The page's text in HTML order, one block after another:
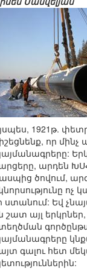
1921թ.
որ
արդեն
ծովում,
ստանում: Եվ
շատ այլ
գալու հետ